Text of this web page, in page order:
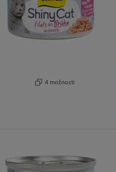
4 možnosti